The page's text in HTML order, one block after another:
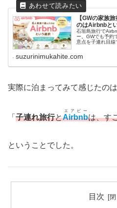
【GWの家族
のはAirbnbと
石垣島旅行で
ー。GWでも予約
意点を子連れ目線
suzurinimukahite.com
実際に泊まってみて感じたのは
「 子連れ旅行とAirbnb
エアビー
は、す
ということでした。
目次